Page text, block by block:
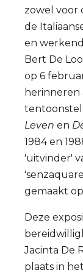
zowel voor
de
en
Bert De
op 6
herinneren
Leven en
1984 en
'uitvinder'
gemaakt
Deze
Jacinta De
plaats in